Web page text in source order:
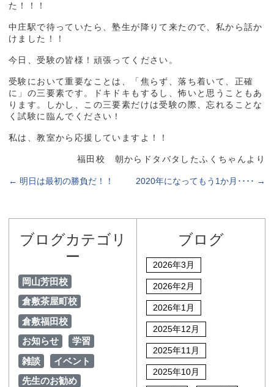
た！！！
中庄駅で待っていたら、塾生が降りて来たので、私から話か
けました！！
今日、受験の皆様！頑張ってください。
受験において重要なことは、「焦らず、落ち着いて、正確
に」の三要素です。ドキドキもするし、怖いと思うこともあ
ります。しかし、この三要素だけは受験の際、忘れることな
く試験に臨んでください！
私は、教室から応援していますよ！！
福田校 朝からドタバタしたふくちゃんより
← 明日は最初の勝負だ！！ 2020年になってもう1か月････ →
ブログカテゴリ
ー
岡山芳田校
倉敷茶屋町校
倉敷福田校
お知らせ
学習
雑談
イベント
先生のお勧め
ブログ
2026年3月
2026年2月
2026年1月
2025年12月
2025年11月
2025年10月